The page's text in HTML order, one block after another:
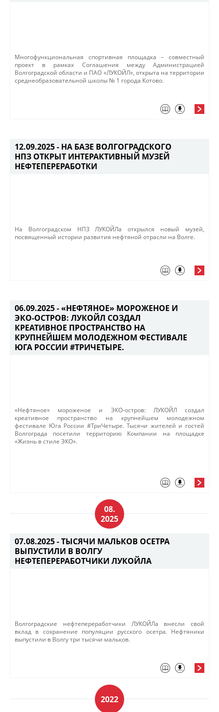
​Многофункциональная спортивная площадка – совместный
проект в рамках Соглашения между Администрацией
Волгоградской области и ПАО «ЛУКОЙЛ», открыта на территории
среднеобразовательной школы № 1 города Котово.​
12.09.2025 - НА БАЗЕ ВОЛГОГРАДСКОГО
НПЗ ОТКРЫТ ИНТЕРАКТИВНЫЙ МУЗЕЙ
НЕФТЕПЕРЕРАБОТКИ
На Волгоградском НПЗ ЛУКОЙЛа открылся новый музей,
посвященный истории развития нефтяной отрасли на Волге.
06.09.2025 -«НЕФТЯНОЕ» МОРОЖЕНОЕ И
ЭКО-ОСТРОВ: ЛУКОЙЛ СОЗДАЛ
КРЕАТИВНОЕ ПРОСТРАНСТВО НА
КРУПНЕЙШЕМ МОЛОДЕЖНОМ ФЕСТИВАЛЕ
ЮГА РОССИИ #ТРИЧЕТЫРЕ.
«Нефтяное» мороженое и ЭКО-остров: ЛУКОЙЛ создал
креативное пространство на крупнейшем молодежном
фестивале Юга России #ТриЧетыре. Тысячи жителей и гостей
Волгограда посетили территорию Компании на площадке
«Жизнь в стиле ЭКО».
08.
2025
07.08.2025 -ТЫСЯЧИ МАЛЬКОВ ОСЕТРА
ВЫПУСТИЛИ В ВОЛГУ
НЕФТЕПЕРЕРАБОТЧИКИ ЛУКОЙЛА
​​Волгоградские нефтепереработчики ЛУКОЙЛа внесли свой
вклад в сохранение популяции русского осетра. Нефтяники
выпустили в Волгу три тысячи мальков.​
2022